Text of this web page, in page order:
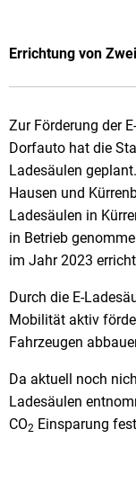
Errichtung von
Zur Förderung der
Dorfauto hat die
Ladesäulen
Hausen und
Ladesäulen in
in Betrieb
im Jahr 2023
Durch die E-
Mobilität aktiv
Fahrzeugen
Da aktuell noch
Ladesäulen
CO2 Einsparung